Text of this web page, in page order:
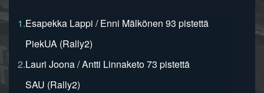
1.Esapekka Lappi / Enni Mälkönen 93 pistettä
PiekUA (Rally2)
2.Lauri Joona / Antti Linnaketo 73 pistettä
SAU (Rally2)